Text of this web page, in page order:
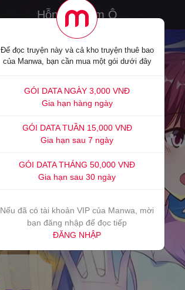
Hỗn độn Kim Ô
Để đọc truyện này và cả kho truyện thuê bao
của Manwa, bạn cần mua một gói dưới đây
GÓI DATA NGÀY 3,000 VNĐ
Gia hạn hàng ngày
GÓI DATA TUẦN 15,000 VNĐ
Gia hạn sau 7 ngày
GÓI DATA THÁNG 50,000 VNĐ
Gia hạn sau 30 ngày
Nếu đã có tài khoản VIP của Manwa, mời
bạn đăng nhập để đọc tiếp
ĐĂNG NHẬP